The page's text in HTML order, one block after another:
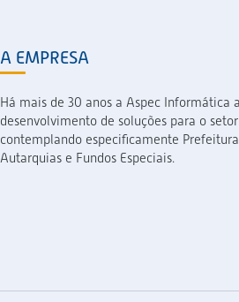
A EMPRESA
Há mais de 30 anos a Aspec Informática
desenvolvimento de soluções para o
contemplando especificamente
Autarquias e Fundos Especiais.